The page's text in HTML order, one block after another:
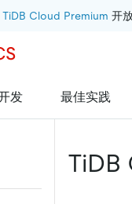
TiDB Cloud Premium 开
发 最佳实践
TiDB